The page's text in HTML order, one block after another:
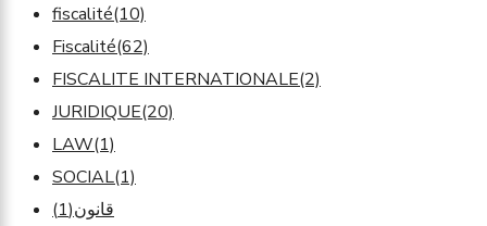
fiscalité(10)
Fiscalité(62)
FISCALITE INTERNATIONALE(2)
JURIDIQUE(20)
LAW(1)
SOCIAL(1)
قانون(1)